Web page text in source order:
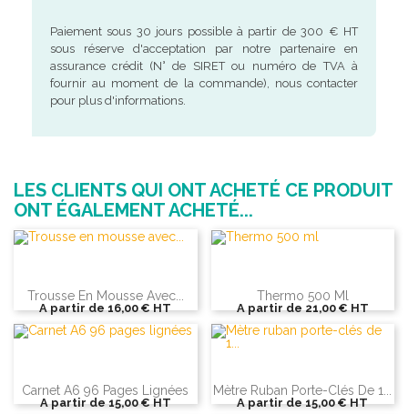
Paiement sous 30 jours possible à partir de 300 € HT
sous réserve d'acceptation par notre partenaire en
assurance crédit (N° de SIRET ou numéro de TVA à
fournir au moment de la commande), nous contacter
pour plus d'informations.
LES CLIENTS QUI ONT ACHETÉ CE PRODUIT
ONT ÉGALEMENT ACHETÉ...
Trousse En Mousse Avec...
A partir de16,00 €HT
Thermo 500 Ml
A partir de21,00 €HT
Carnet A6 96 Pages Lignées
A partir de15,00 €HT
Mètre Ruban Porte-Clés De 1...
A partir de15,00 €HT